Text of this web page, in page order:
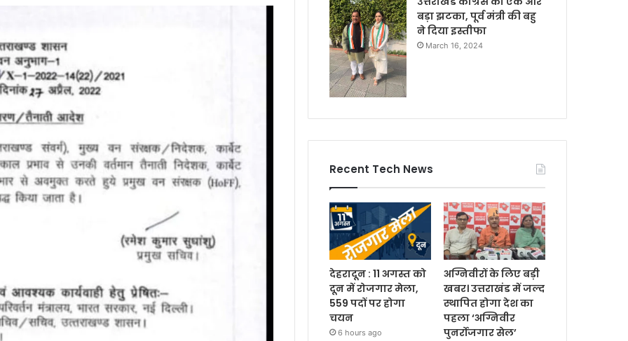
बड़ा झटका, पूर्व मंत्री की बहु
ने दिया इस्तीफा
March 16, 2024
Recent Tech News
देहरादून : 11 अगस्त को
दून में रोजगार मेला,
559 पदों पर होगा
चयन
6 hours ago
अग्निवीरों के लिए बड़ी
खबर। उत्तराखंड में जल्द
स्थापित होगा देश का
पहला ‘अग्निवीर
पुनर्रोजगार सेल’